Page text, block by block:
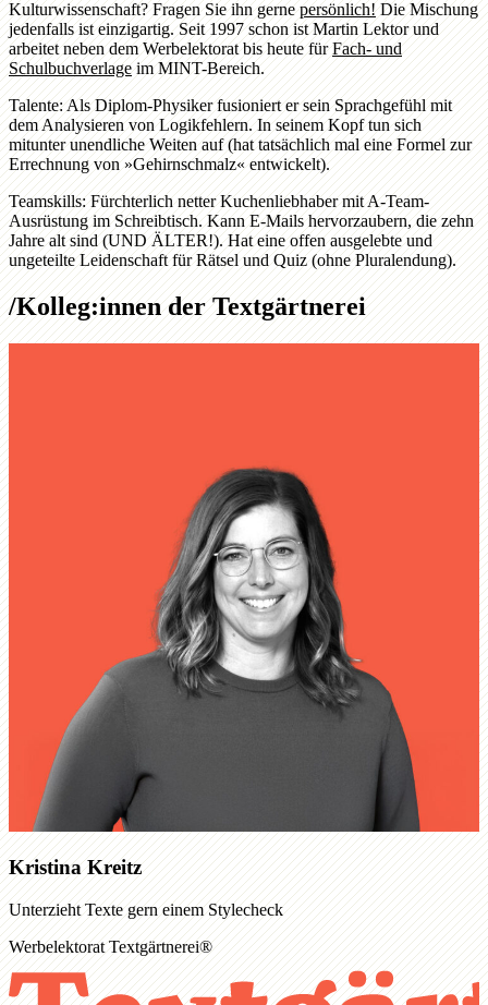
Kulturwissenschaft? Fragen Sie ihn gernepersönlich!Die Mischung
jedenfalls ist einzigartig. Seit 1997 schon ist Martin Lektor und
arbeitet neben dem Werbelektorat bis heute fürFach- und
Schulbuchverlageim MINT-Bereich.
Talente:Als Diplom-Physiker fusioniert er sein Sprachgefühl mit
dem Analysieren von Logikfehlern. In seinem Kopf tun sich
mitunter unendliche Weiten auf (hat tatsächlich mal eine Formel zur
Errechnung von »Gehirnschmalz« entwickelt).
Teamskills:Fürchterlich netter Kuchenliebhaber mit A-Team-
Ausrüstung im Schreibtisch. Kann E-Mails hervorzaubern, die zehn
Jahre alt sind (UND ÄLTER!). Hat eine offen ausgelebte und
ungeteilte Leidenschaft für Rätsel und Quiz (ohne Pluralendung).
/Kolleg:innen der Textgärtnerei
Kristina Kreitz
Unterzieht Texte gern einem Stylecheck
Werbelektorat Textgärtnerei®